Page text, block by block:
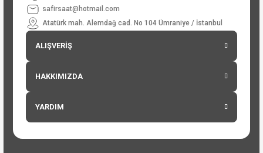
safirsaat@hotmail.com
Atatürk mah. Alemdağ cad. No 104 Ümraniye / İstanbul
ALIŞVERİŞ
HAKKIMIZDA
YARDIM